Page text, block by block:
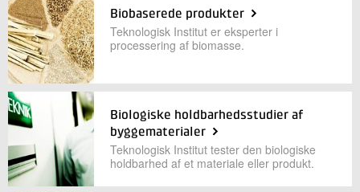
Biobaserede produkter
Teknologisk Institut er eksperter i
processering af biomasse.
Biologiske holdbarhedsstudier af
byggematerialer
Teknologisk Institut tester den biologiske
holdbarhed af et materiale eller produkt.